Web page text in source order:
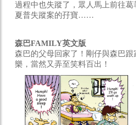
過程中也失蹤了，眾人馬上前往
夏普失蹤案的孖寶……
森巴FAMILY英文版
森巴的父母回家了！剛仔與森巴跟
樂，當然又弄至笑料百出！